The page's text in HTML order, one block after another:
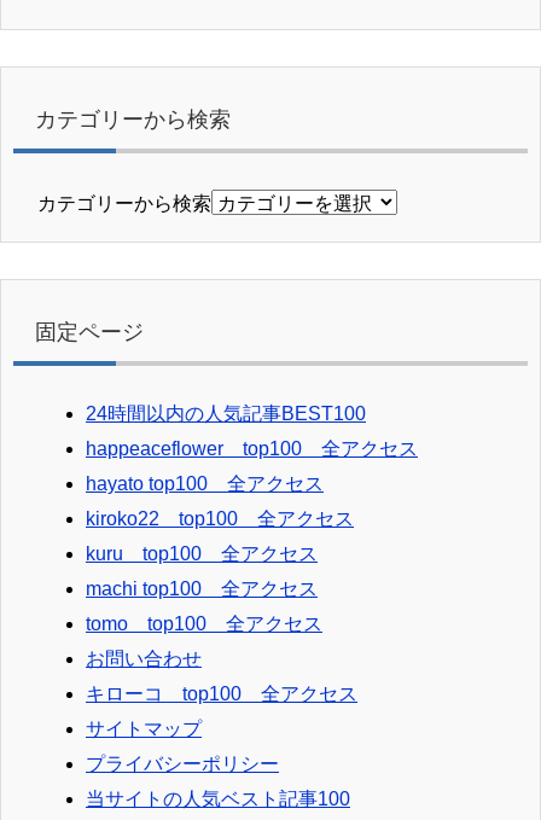
カテゴリーから検索
カテゴリーから検索
固定ページ
24時間以内の人気記事BEST100
happeaceflower top100 全アクセス
hayato top100 全アクセス
kiroko22 top100 全アクセス
kuru top100 全アクセス
machi top100 全アクセス
tomo top100 全アクセス
お問い合わせ
キローコ top100 全アクセス
サイトマップ
プライバシーポリシー
当サイトの人気ベスト記事100